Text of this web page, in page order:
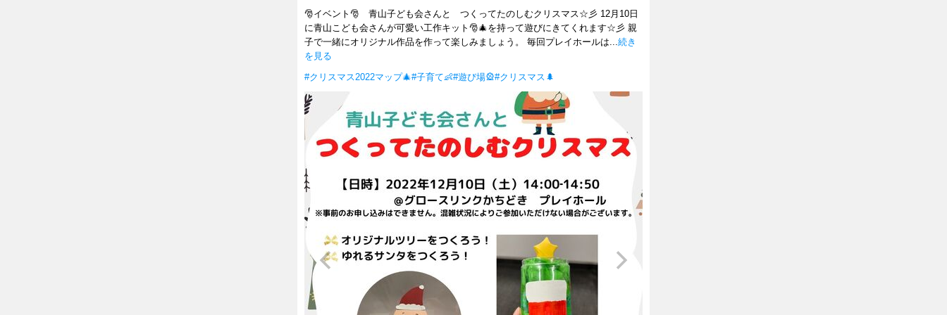
🎅イベント🎅 青山子ども会さんと つくってたのしむクリスマス☆彡 12月10日
に青山こども会さんが可愛い工作キット🎅🎄を持って遊びにきてくれます☆彡 親
子で一緒にオリジナル作品を作って楽しみましょう。 毎回プレイホールは... 続き
を見る
#クリスマス2022マップ🎄#子育て👶#遊び場🎡#クリスマス🌲